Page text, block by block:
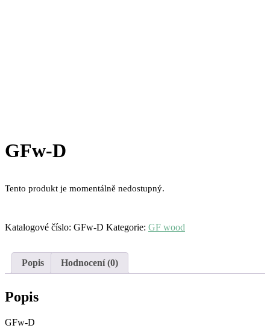
GFw-D
Tento produkt je momentálně nedostupný.
Katalogové číslo: GFw-D Kategorie: GF wood
Popis Hodnocení (0)
Popis
GFw-D